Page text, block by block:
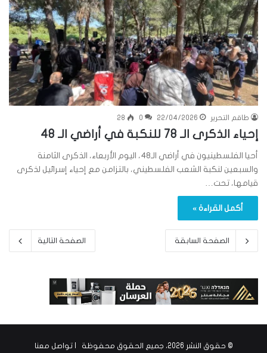
طاقم التحرير 22/04/2026
0
28
إحياء الذكرى الـ 78 للنكبة في أراضي الـ 48
أحيا الفلسطينيون في أراضي الـ48، اليوم الأربعاء، الذكرى الثامنة
والسبعين لنكبة الشعب الفلسطيني، بالتزامن مع إحياء إسرائيل لذكرى
قيامها، تحت…
أكمل القراءة »
الصفحة السابقة الصفحة التالية
© حقوق النشر 2026، جميع الحقوق محفوظة | تواصل معنا